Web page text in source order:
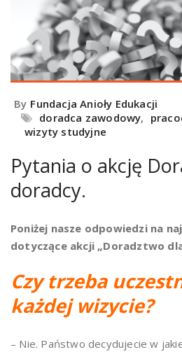
By Fundacja Anioły Edukacji
doradca zawodowy,
wizyty studyjne
Pytania o akcję
doradcy.
Poniżej nasze odpowiedzi na
dotyczące akcji „Doradztwo
Czy trzeba
każdej wizycie?
– Nie. Państwo decydujecie w